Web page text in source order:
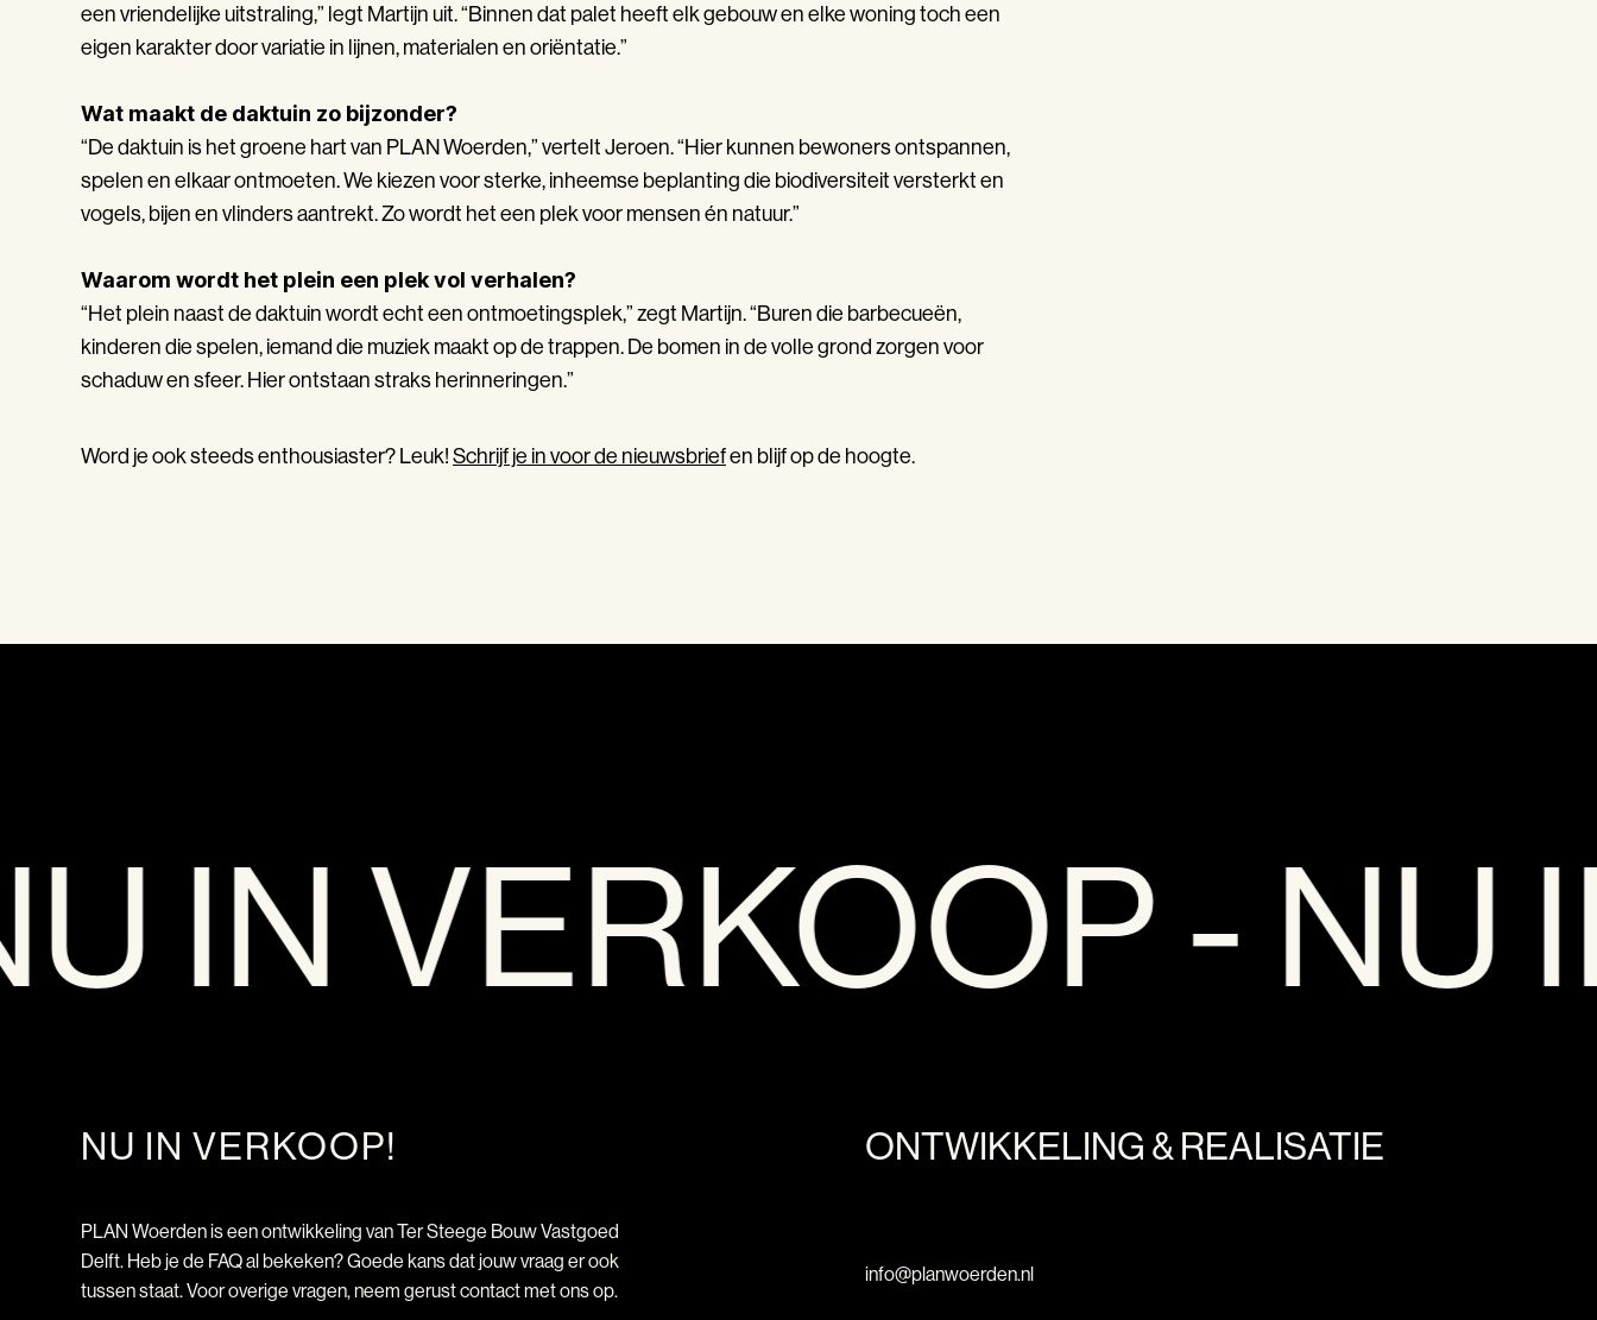
een vriendelijke uitstraling,” legt Martijn uit. “Binnen dat palet heeft elk gebouw en elke woning toch een
eigen karakter door variatie in lijnen, materialen en oriëntatie.”
Wat maakt de daktuin zo bijzonder?
“De daktuin is het groene hart van PLAN Woerden,” vertelt Jeroen. “Hier kunnen bewoners ontspannen,
spelen en elkaar ontmoeten. We kiezen voor sterke, inheemse beplanting die biodiversiteit versterkt en
vogels, bijen en vlinders aantrekt. Zo wordt het een plek voor mensen én natuur.”
Waarom wordt het plein een plek vol verhalen?
“Het plein naast de daktuin wordt echt een ontmoetingsplek,” zegt Martijn. “Buren die barbecueën,
kinderen die spelen, iemand die muziek maakt op de trappen. De bomen in de volle grond zorgen voor
schaduw en sfeer. Hier ontstaan straks herinneringen.”
Word je ook steeds enthousiaster? Leuk! Schrijf je in voor de nieuwsbriefen blijf op de hoogte.
IN VERKOOP - NU
NU IN VERKOOP!
PLAN Woerden is een ontwikkeling van Ter Steege Bouw Vastgoed
Delft. Heb je de FAQ al bekeken? Goede kans dat jouw vraag er ook
tussen staat. Voor overige vragen, neem gerust contact met ons op.
ONTWIKKELING & REALISATIE
info@planwoerden.nl